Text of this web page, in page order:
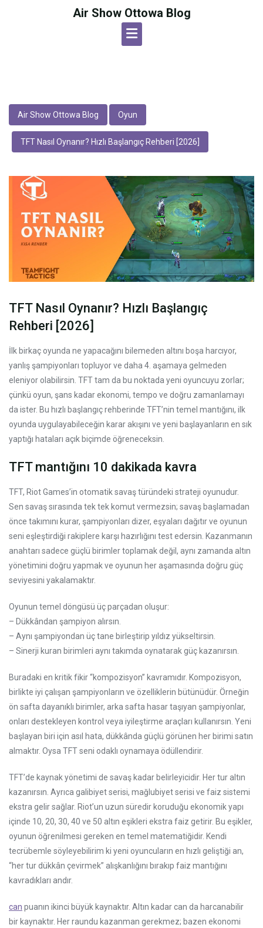
Air Show Ottowa Blog
Air Show Ottowa Blog Oyun
TFT Nasıl Oynanır? Hızlı Başlangıç Rehberi [2026]
TFT Nasıl Oynanır? Hızlı Başlangıç
Rehberi [2026]
İlk birkaç oyunda ne yapacağını bilemeden altını boşa harcıyor,
yanlış şampiyonları topluyor ve daha 4. aşamaya gelmeden
eleniyor olabilirsin. TFT tam da bu noktada yeni oyuncuyu zorlar;
çünkü oyun, şans kadar ekonomi, tempo ve doğru zamanlamayı
da ister. Bu hızlı başlangıç rehberinde TFT’nin temel mantığını, ilk
oyunda uygulayabileceğin karar akışını ve yeni başlayanların en sık
yaptığı hataları açık biçimde öğreneceksin.
TFT mantığını 10 dakikada kavra
TFT, Riot Games’in otomatik savaş türündeki strateji oyunudur.
Sen savaş sırasında tek tek komut vermezsin; savaş başlamadan
önce takımını kurar, şampiyonları dizer, eşyaları dağıtır ve oyunun
seni eşleştirdiği rakiplere karşı hazırlığını test edersin. Kazanmanın
anahtarı sadece güçlü birimler toplamak değil, aynı zamanda altın
yönetimini doğru yapmak ve oyunun her aşamasında doğru güç
seviyesini yakalamaktır.
Oyunun temel döngüsü üç parçadan oluşur:
– Dükkândan şampiyon alırsın.
– Aynı şampiyondan üç tane birleştirip yıldız yükseltirsin.
– Sinerji kuran birimleri aynı takımda oynatarak güç kazanırsın.
Buradaki en kritik fikir “kompozisyon” kavramıdır. Kompozisyon,
birlikte iyi çalışan şampiyonların ve özelliklerin bütünüdür. Örneğin
ön safta dayanıklı birimler, arka safta hasar taşıyan şampiyonlar,
onları destekleyen kontrol veya iyileştirme araçları kullanırsın. Yeni
başlayan biri için asıl hata, dükkânda güçlü görünen her birimi satın
almaktır. Oysa TFT seni odaklı oynamaya ödüllendirir.
TFT’de kaynak yönetimi de savaş kadar belirleyicidir. Her tur altın
kazanırsın. Ayrıca galibiyet serisi, mağlubiyet serisi ve faiz sistemi
ekstra gelir sağlar. Riot’un uzun süredir koruduğu ekonomik yapı
içinde 10, 20, 30, 40 ve 50 altın eşikleri ekstra faiz getirir. Bu eşikler,
oyunun öğrenilmesi gereken en temel matematiğidir. Kendi
tecrübemle söyleyebilirim ki yeni oyuncuların en hızlı geliştiği an,
“her tur dükkân çevirmek” alışkanlığını bırakıp faiz mantığını
kavradıkları andır.
can puanın ikinci büyük kaynaktır. Altın kadar can da harcanabilir
bir kaynaktır. Her raundu kazanman gerekmez; bazen ekonomi